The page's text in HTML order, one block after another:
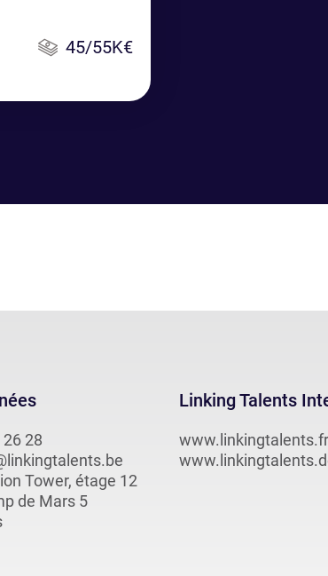
45/55K€
28
Tower, étage 12
de Mars 5
Linking Talents
www.linkingtalents.fr